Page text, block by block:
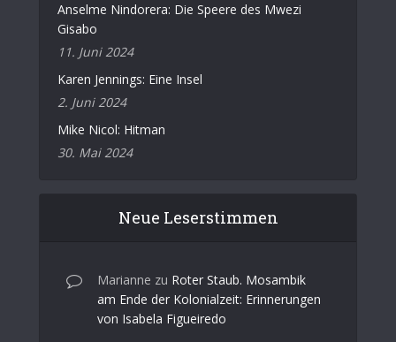
Anselme Nindorera: Die Speere des Mwezi
Gisabo
11. Juni 2024
Karen Jennings: Eine Insel
2. Juni 2024
Mike Nicol: Hitman
30. Mai 2024
Neue Leserstimmen
Marianne zu Roter Staub. Mosambik
am Ende der Kolonialzeit: Erinnerungen
von Isabela Figueiredo